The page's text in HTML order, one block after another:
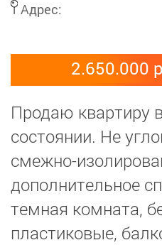
Адрес:
2.650.000
Продаю квартиру
состоянии. Не
смежно-
дополнительное
темная комната,
пластиковые,